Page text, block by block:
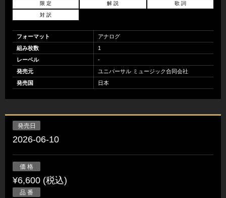
限 定 解 説 歌 詞
対 訳
フォーマット
アナログ
組み枚数
1
レーベル
-
発売元
ユニバーサル ミュージック合同会社
発売国
日本
発売日
2026-06-10
価 格
¥6,600 (税込)
品 番